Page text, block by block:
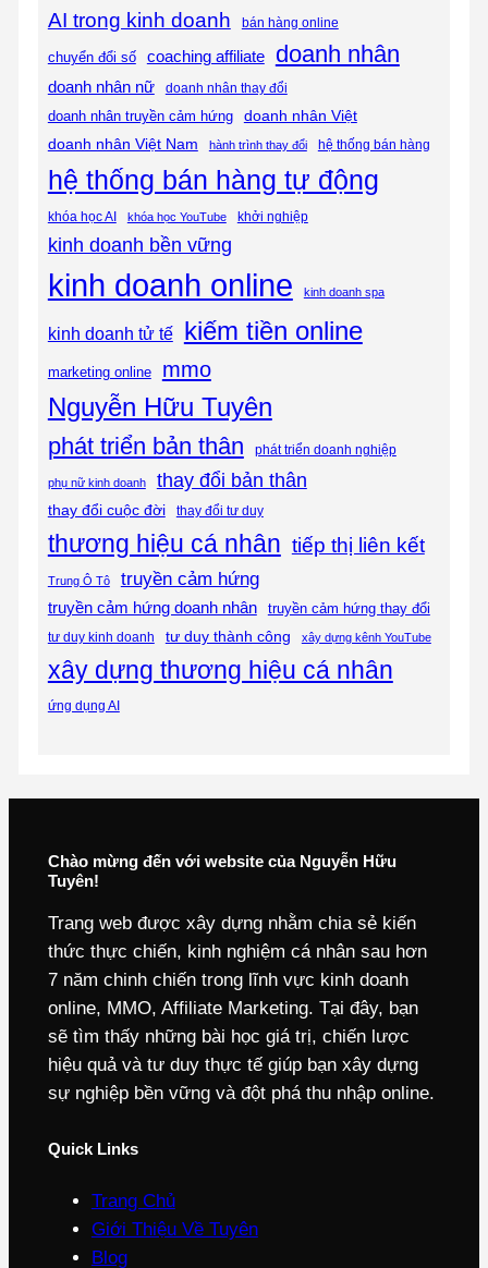
AI trong kinh doanh bán hàng online
chuyển đổi số coaching affiliate doanh nhân
doanh nhân nữ doanh nhân thay đổi
doanh nhân truyền cảm hứng
doanh nhân Việt
doanh nhân Việt Nam
hành trình thay đổi hệ thống bán hàng
hệ thống bán hàng tự động
khóa học AI khóa học YouTube khởi nghiệp
kinh doanh bền vững
kinh doanh online kinh doanh spa
kinh doanh tử tế kiếm tiền online
marketing online mmo
Nguyễn Hữu Tuyên
phát triển bản thân phát triển doanh nghiệp
phụ nữ kinh doanh thay đổi bản thân
thay đổi cuộc đời thay đổi tư duy
thương hiệu cá nhân tiếp thị liên kết
Trung Ô Tô truyền cảm hứng
truyền cảm hứng doanh nhân truyền cảm hứng thay đổi
tư duy kinh doanh tư duy thành công xây dựng kênh YouTube
xây dựng thương hiệu cá nhân
ứng dụng AI
Chào mừng đến với website của Nguyễn Hữu
Tuyên!
Trang web được xây dựng nhằm chia sẻ kiến
thức thực chiến, kinh nghiệm cá nhân sau hơn
7 năm chinh chiến trong lĩnh vực kinh doanh
online, MMO, Affiliate Marketing. Tại đây, bạn
sẽ tìm thấy những bài học giá trị, chiến lược
hiệu quả và tư duy thực tế giúp bạn xây dựng
sự nghiệp bền vững và đột phá thu nhập online.
Quick Links
Trang Chủ
Giới Thiệu Về Tuyên
Blog